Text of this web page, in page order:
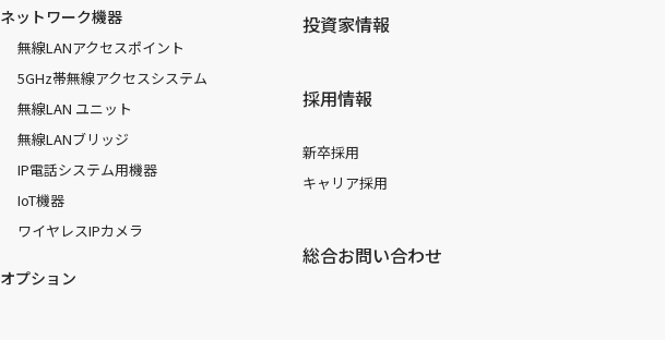
ネットワーク機器
無線LANアクセスポイント
5GHz帯無線アクセスシステム
無線LAN ユニット
無線LANブリッジ
IP電話システム用機器
IoT機器
ワイヤレスIPカメラ
オプション
投資家情報
採用情報
新卒採用
キャリア採用
総合お問い合わせ